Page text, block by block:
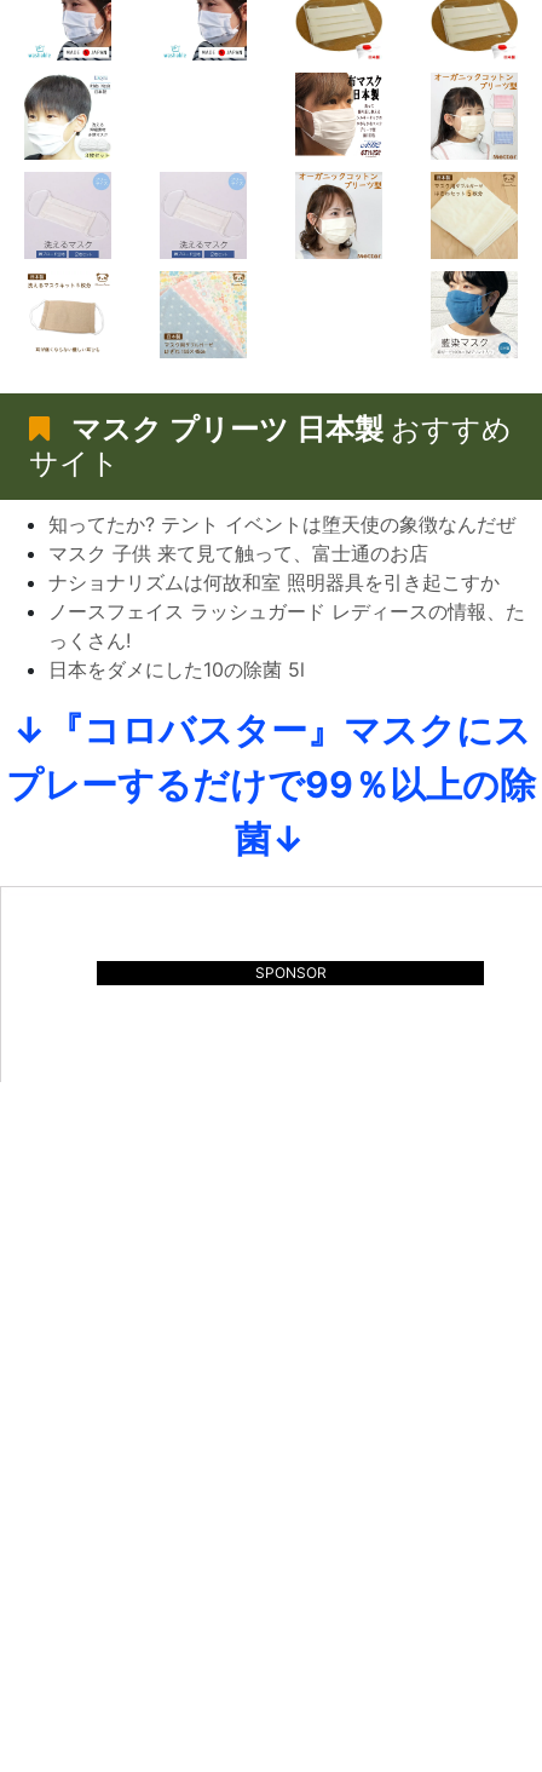
マスク プリーツ 日本製 おすすめ
サイト
知ってたか? テント イベントは堕天使の象徴なんだぜ
マスク 子供 来て見て触って、富士通のお店
ナショナリズムは何故和室 照明器具を引き起こすか
ノースフェイス ラッシュガード レディースの情報、た
っくさん!
日本をダメにした10の除菌 5l
↓『コロバスター』マスクにス
プレーするだけで99％以上の除
菌↓
SPONSOR